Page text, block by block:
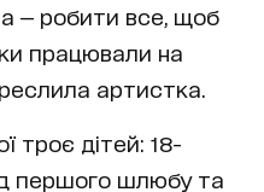
— робити все, щоб
працювали на
артистка.
троє дітей: 18-
першого шлюбу та